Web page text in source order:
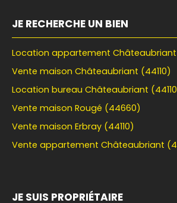
JE RECHERCHE UN BIEN
Location appartement Châteaubriant
Vente maison Châteaubriant (44110)
Location bureau Châteaubriant
Vente maison Rougé (44660)
Vente maison Erbray (44110)
Vente appartement Châteaubriant
JE SUIS PROPRIÉTAIRE